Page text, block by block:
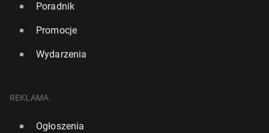
Poradnik
Promocje
Wydarzenia
REKLAMA
Ogłoszenia